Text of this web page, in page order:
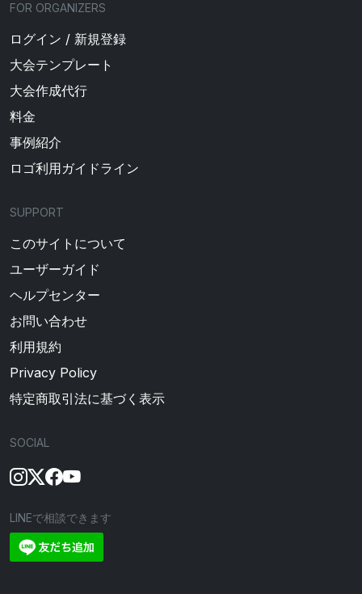
FOR ORGANIZERS
ログイン / 新規登録
大会テンプレート
大会作成代行
料金
事例紹介
ロゴ利用ガイドライン
SUPPORT
このサイトについて
ユーザーガイド
ヘルプセンター
お問い合わせ
利用規約
Privacy Policy
特定商取引法に基づく表示
SOCIAL
LINEで相談できます